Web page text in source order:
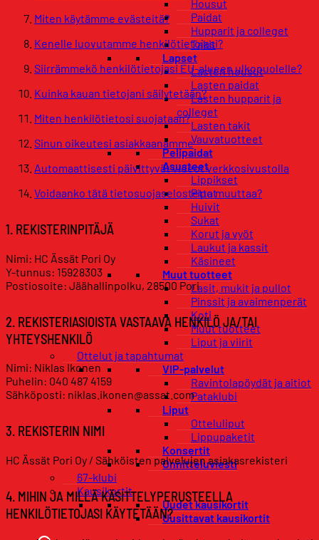
Housut
Paidat
Hupparit ja colleget
Takit
Lapset
Lasten housut
Lasten paidat
Lasten hupparit ja
colleget
Lasten takit
Vauvatuotteet
Pelipaidat
Asusteet
Lippikset
Pipot
Huivit
Sukat
Korut ja vyöt
Laukut ja kassit
Käsineet
Muut tuotteet
Lasit, mukit ja pullot
Pinssit ja avaimenperät
Koti
Muut tuotteet
Liput ja viirit
Ottelut ja tapahtumat
VIP-palvelut
Ravintolapöydät ja aitiot
Pataklubi
Liput
Otteluliput
Lippupaketit
Konsertit
Onnitteluviesti
67-klubi
Kausikortit
Uudet kausikortit
Uusittavat kausikortit
Miten käytämme evästeitä?
Kenelle luovutamme henkilötietojasi?
Siirrämmekö henkilötietojasi EU-alueen ulkopuolelle?
Kuinka kauan tietojani säilytetään?
Miten henkilötietosi suojataan?
Sinun oikeutesi asiakkaanamme
Automaattisesti päivittyvät videot verkkosivustolla
Voidaanko tätä tietosuojaselostetta muuttaa?
1. REKISTERINPITÄJÄ
Nimi: HC Ässät Pori Oy
Y-tunnus: 15928303
Postiosoite: Jäähallinpolku, 28500 Pori
2. REKISTERIASIOISTA VASTAAVA HENKILÖ JA/TAI
YHTEYSHENKILÖ
Nimi: Niklas Ikonen
Puhelin: 040 487 4159
Sähköposti: niklas.ikonen@assat.com
3. REKISTERIN NIMI
HC Ässät Pori Oy / Sähköisten palvelujen asiakasrekisteri
4. MIHIN JA MILLÄ KÄSITTELYPERUSTEELLA
HENKILÖTIETOJASI KÄYTETÄÄN?